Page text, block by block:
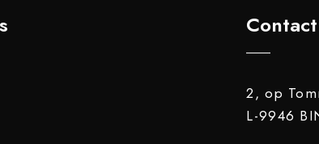
Contact
2, op
L-9946